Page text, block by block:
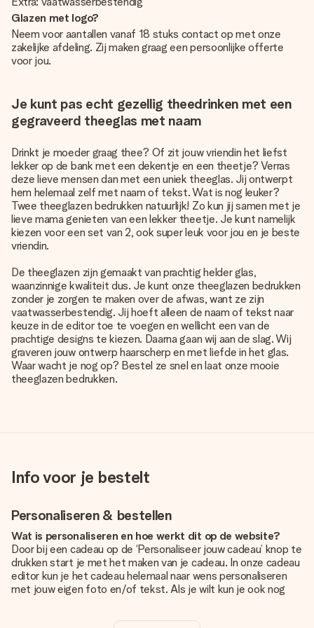
Glazen met logo?
Neem voor aantallen vanaf 18 stuks contact op met onze
zakelijke afdeling. Zij maken graag een persoonlijke offerte
voor jou.
Je kunt pas echt gezellig theedrinken met een
gegraveerd theeglas met naam
Drinkt je moeder graag thee? Of zit jouw vriendin het liefst
lekker op de bank met een dekentje en een theetje? Verras
deze lieve mensen dan met een uniek theeglas. Jij ontwerpt
hem helemaal zelf met naam of tekst. Wat is nog leuker?
Twee theeglazen bedrukken natuurlijk! Zo kun jij samen met je
lieve mama genieten van een lekker theetje. Je kunt namelijk
kiezen voor een set van 2, ook super leuk voor jou en je beste
vriendin.
De theeglazen zijn gemaakt van prachtig helder glas,
waanzinnige kwaliteit dus. Je kunt onze theeglazen bedrukken
zonder je zorgen te maken over de afwas, want ze zijn
vaatwasserbestendig. Jij hoeft alleen de naam of tekst naar
keuze in de editor toe te voegen en wellicht een van de
prachtige designs te kiezen. Daarna gaan wij aan de slag. Wij
graveren jouw ontwerp haarscherp en met liefde in het glas.
Waar wacht je nog op? Bestel ze snel en laat onze mooie
theeglazen bedrukken.
Info voor je bestelt
Personaliseren & bestellen
Wat is personaliseren en hoe werkt dit op de website?
Door bij een cadeau op de ‘Personaliseer jouw cadeau’ knop te
drukken start je met het maken van je cadeau. In onze cadeau
editor kun je het cadeau helemaal naar wens personaliseren
met jouw eigen foto en/of tekst. Als je wilt kun je ook nog